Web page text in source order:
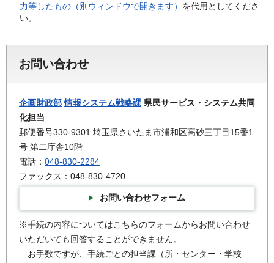
力等したもの（別ウィンドウで開きます） を代用としてくださ
い。
お問い合わせ
企画財政部 情報システム戦略課 県民サービス・システム共同
化担当
郵便番号330-9301 埼玉県さいたま市浦和区高砂三丁目15番1
号 第二庁舎10階
電話： 048-830-2284
ファックス：048-830-4720
お問い合わせフォーム
※手続の内容についてはこちらのフォームからお問い合わせ
いただいても回答することができません。
お手数ですが、手続ごとの担当課（所・センター・学校